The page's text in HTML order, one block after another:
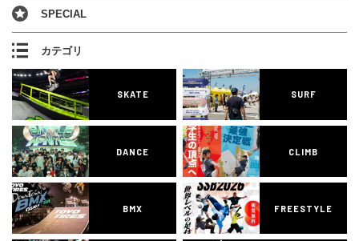
SPECIAL
カテゴリ
SKATE SURF
DANCE CLIMB
BMX FREESTYLE